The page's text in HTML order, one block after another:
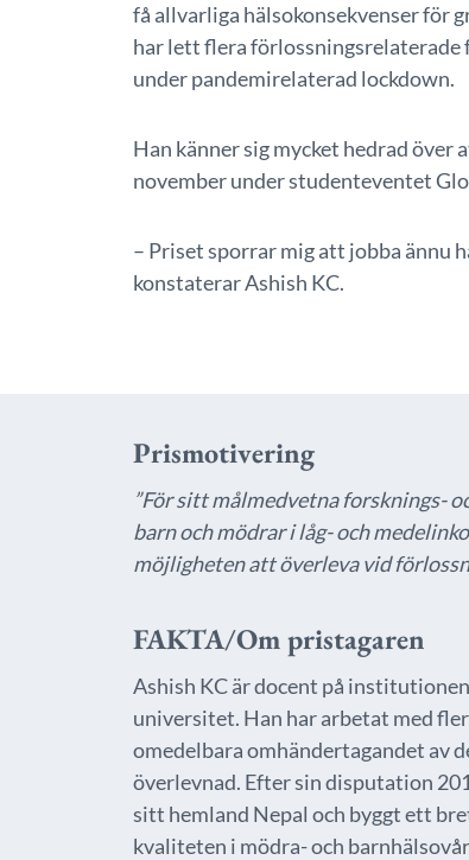
få allvarliga hälsokonsekvenser för
har lett flera
under pandemirelaterad lockdown.
Han känner sig mycket hedrad över
november under studenteventet
– Priset sporrar mig att jobba ännu
konstaterar Ashish KC.
Prismotivering
”För sitt målmedvetna forsknings-
barn och mödrar i låg- och
möjligheten att överleva vid
FAKTA/Om pristagaren
Ashish KC är docent på
universitet. Han har arbetat med
omedelbara omhändertagandet av
överlevnad. Efter sin disputation
sitt hemland Nepal och byggt ett
kvaliteten i mödra- och